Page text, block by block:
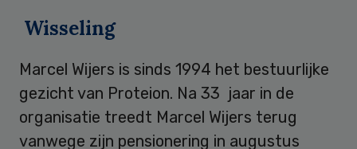
Wisseling
Marcel Wijers is sinds 1994 het bestuurlijke
gezicht van Proteion. Na 33 jaar in de
organisatie treedt Marcel Wijers terug
vanwege zijn pensionering in augustus